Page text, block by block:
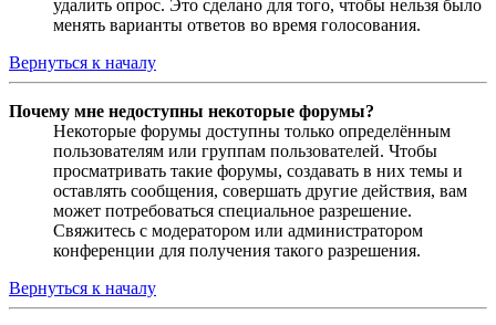
удалить опрос. Это сделано для того, чтобы нельзя было
менять варианты ответов во время голосования.
Вернуться к началу
Почему мне недоступны некоторые форумы?
Некоторые форумы доступны только определённым
пользователям или группам пользователей. Чтобы
просматривать такие форумы, создавать в них темы и
оставлять сообщения, совершать другие действия, вам
может потребоваться специальное разрешение.
Свяжитесь с модератором или администратором
конференции для получения такого разрешения.
Вернуться к началу